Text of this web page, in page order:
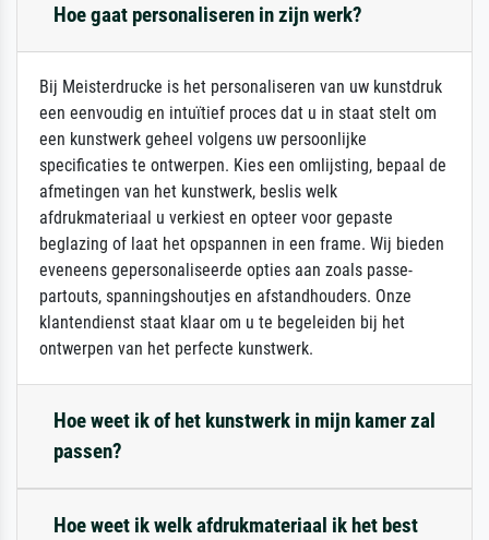
Hoe gaat personaliseren in zijn werk?
Bij Meisterdrucke is het personaliseren van uw kunstdruk
een eenvoudig en intuïtief proces dat u in staat stelt om
een kunstwerk geheel volgens uw persoonlijke
specificaties te ontwerpen. Kies een omlijsting, bepaal de
afmetingen van het kunstwerk, beslis welk
afdrukmateriaal u verkiest en opteer voor gepaste
beglazing of laat het opspannen in een frame. Wij bieden
eveneens gepersonaliseerde opties aan zoals passe-
partouts, spanningshoutjes en afstandhouders. Onze
klantendienst staat klaar om u te begeleiden bij het
ontwerpen van het perfecte kunstwerk.
Hoe weet ik of het kunstwerk in mijn kamer zal
passen?
Hoe weet ik welk afdrukmateriaal ik het best